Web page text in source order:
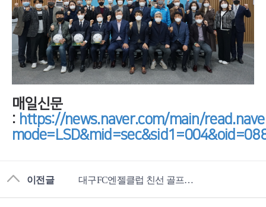
매일신문
: https://news.naver.com/main/
이전글 대구FC엔젤클럽 친선 골프대회 개최